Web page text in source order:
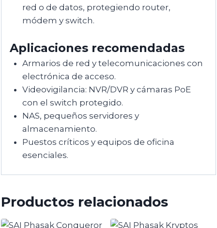
red o de datos, protegiendo router,
módem y switch.
Aplicaciones recomendadas
Armarios de red y telecomunicaciones con
electrónica de acceso.
Videovigilancia: NVR/DVR y cámaras PoE
con el switch protegido.
NAS, pequeños servidores y
almacenamiento.
Puestos críticos y equipos de oficina
esenciales.
Productos relacionados